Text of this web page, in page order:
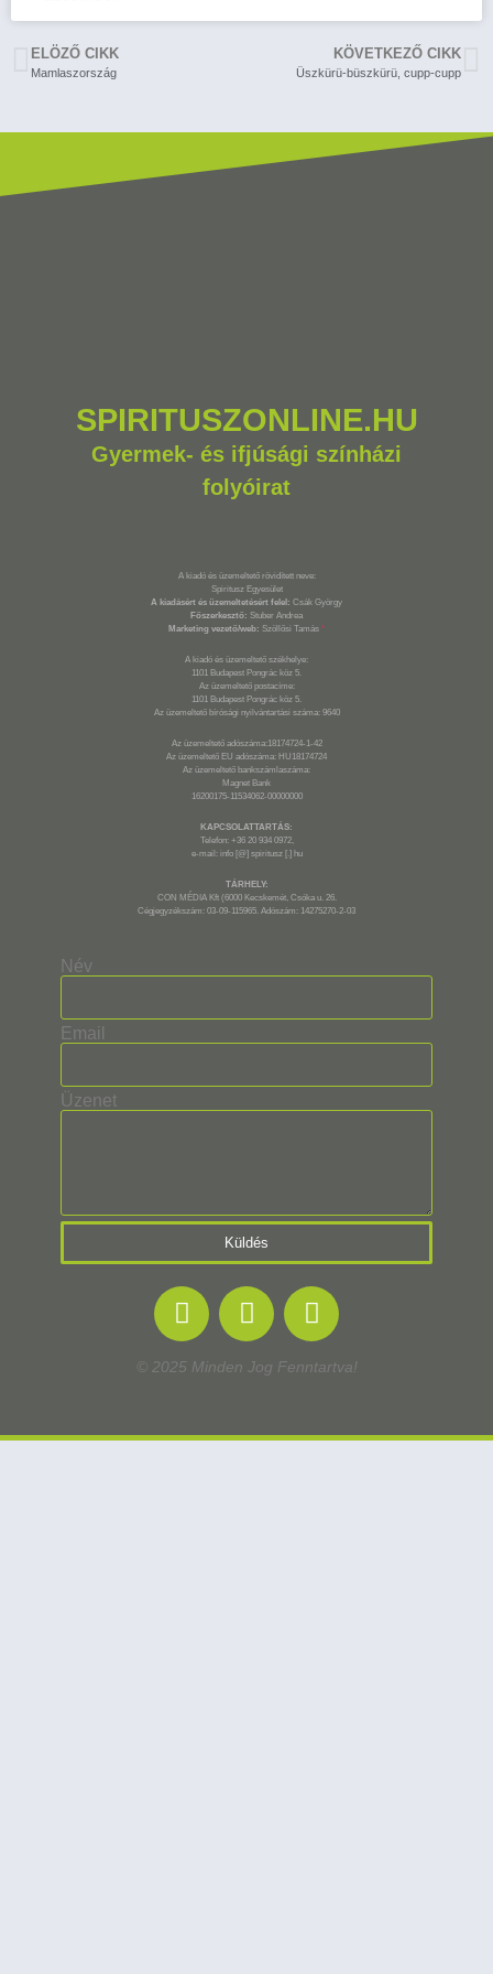
ELÖZŐ CIKK
Mamlaszország
KÖVETKEZŐ CIKK
Üszkürü-büszkürü, cupp-cupp
SPIRITUSZONLINE.HU
Gyermek- és ifjúsági színházi
folyóirat
A kiadó és üzemeltető rövidített neve:
Spiritusz Egyesület
A kiadásért és üzemeltetésért felel: Csák György
Főszerkesztő: Stuber Andrea
Marketing vezető/web: Szöllősi Tamás *
A kiadó és üzemeltető székhelye:
1101 Budapest Pongrác köz 5.
Az üzemeltető postacíme:
1101 Budapest Pongrác köz 5.
Az üzemeltető bírósági nyilvántartási száma: 9640
Az üzemeltető adószáma:18174724-1-42
Az üzemeltető EU adószáma: HU18174724
Az üzemeltető bankszámlaszáma:
Magnet Bank
16200175-11534062-00000000
KAPCSOLATTARTÁS:
Telefon: +36 20 934 0972,
e-mail: info [@] spiritusz [.] hu
TÁRHELY:
CON MÉDIA Kft (6000 Kecskemét, Csóka u. 26.
Cégjegyzékszám: 03-09-115965. Adószám: 14275270-2-03
Név
Email
Üzenet
Küldés
© 2025 Minden Jog Fenntartva!